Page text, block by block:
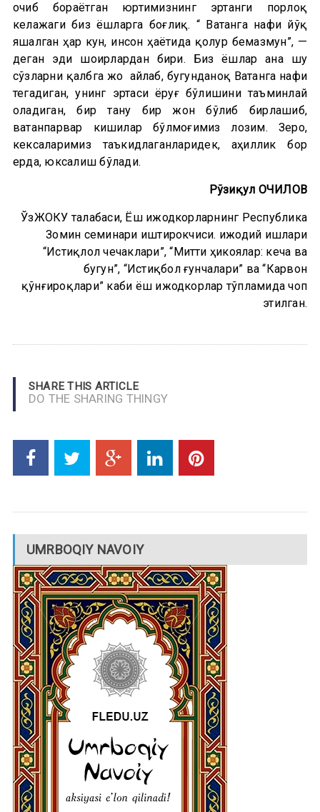
очиб бораётган юртимизнинг эртанги порлоқ
келажаги биз ёшларга боғлиқ. “ Ватанга нафи йўқ
яшалган ҳар кун, инсон ҳаётида қолур бемазмун”, —
деган эди шоирлардан бири. Биз ёшлар ана шу
сўзларни қалбга жо айлаб, бугунданоқ Ватанга нафи
тегадиган, унинг эртаси ёруғ бўлишини таъминлай
оладиган, бир тану бир жон бўлиб бирлашиб,
ватанпарвар кишилар бўлмоғимиз лозим. Зеро,
кексаларимиз таъкидлаганларидек, аҳиллик бор
ерда, юксалиш бўлади.
Рўзиқул ОЧИЛОВ
ЎзЖОКУ талабаси, Ёш ижодкорларнинг Республика
Зомин семинари иштирокчиси. ижодий ишлари
“Истиқлол чечаклари”, “Митти ҳикоялар: кеча ва
бугун”, “Истиқбол ғунчалари” ва “Карвон
қўнғироқлари” каби ёш ижодкорлар тўпламида чоп
этилган.
SHARE THIS ARTICLE
DO THE SHARING THINGY
UMRBOQIY NAVOIY